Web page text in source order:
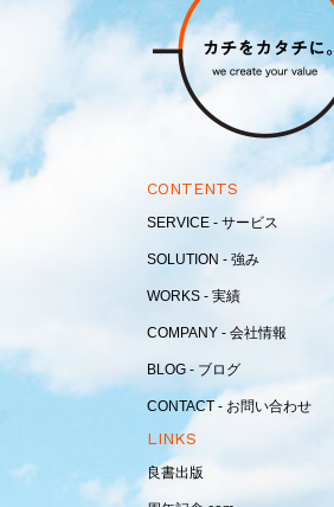
CONTENTS
SERVICE - サービス
SOLUTION - 強み
WORKS - 実績
COMPANY - 会社情報
BLOG - ブログ
CONTACT - お問い合わせ
LINKS
良書出版